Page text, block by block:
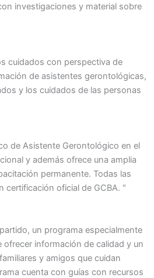
investigaciones y material sobre
cuidados con perspectiva de
de asistentes gerontológicas,
y los cuidados de las personas
de Asistente Gerontológico en el
y además ofrece una amplia
permanente. Todas las
certificación oficial de GCBA. "
un programa especialmente
información de calidad y un
y amigos que cuidan
cuenta con guías con recursos